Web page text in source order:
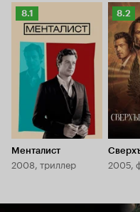
Рейтинг
Кинопоиска
8.1
8.1
Менталист
2008, триллер
8.2
8.2
2005,